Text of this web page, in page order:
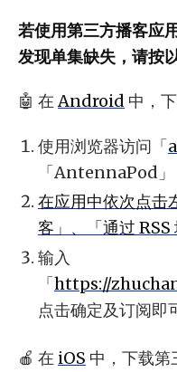
若使用第三方播客应
发现单集缺失，请按
🤖 在Android 中，
使用浏览器访问「
「AntennaPod」
在应用中依次点击
客」、「通过 RSS
输入
「https://
点击确定及订阅即
🍎 在 iOS 中，下载第